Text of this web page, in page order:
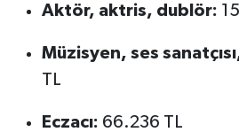
Aktör, aktris, dublör:
Müzisyen, ses
TL
Eczacı: 66.236 TL